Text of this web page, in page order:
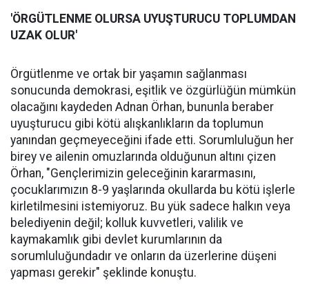
'ÖRGÜTLENME OLURSA UYUŞTURUCU TOPLUMDAN
UZAK OLUR'
Örgütlenme ve ortak bir yaşamın sağlanması
sonucunda demokrasi, eşitlik ve özgürlüğün mümkün
olacağını kaydeden Adnan Örhan, bununla beraber
uyuşturucu gibi kötü alışkanlıkların da toplumun
yanından geçmeyeceğini ifade etti. Sorumluluğun her
birey ve ailenin omuzlarında olduğunun altını çizen
Örhan, "Gençlerimizin geleceğinin kararmasını,
çocuklarımızın 8-9 yaşlarında okullarda bu kötü işlerle
kirletilmesini istemiyoruz. Bu yük sadece halkın veya
belediyenin değil; kolluk kuvvetleri, valilik ve
kaymakamlık gibi devlet kurumlarının da
sorumluluğundadır ve onların da üzerlerine düşeni
yapması gerekir" şeklinde konuştu.